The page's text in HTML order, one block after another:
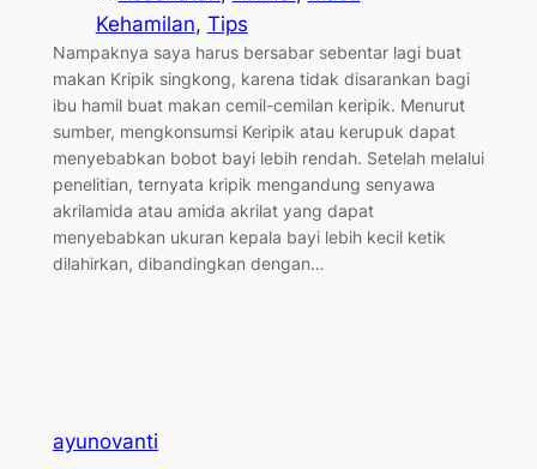
Kehamilan, Tips
Nampaknya saya harus bersabar sebentar lagi buat
makan Kripik singkong, karena tidak disarankan bagi
ibu hamil buat makan cemil-cemilan keripik. Menurut
sumber, mengkonsumsi Keripik atau kerupuk dapat
menyebabkan bobot bayi lebih rendah. Setelah melalui
penelitian, ternyata kripik mengandung senyawa
akrilamida atau amida akrilat yang dapat
menyebabkan ukuran kepala bayi lebih kecil ketik
dilahirkan, dibandingkan dengan…
ayunovanti